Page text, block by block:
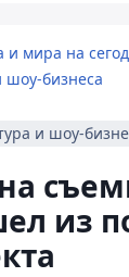
и мира на
шоу-бизнеса
и шоу-
из